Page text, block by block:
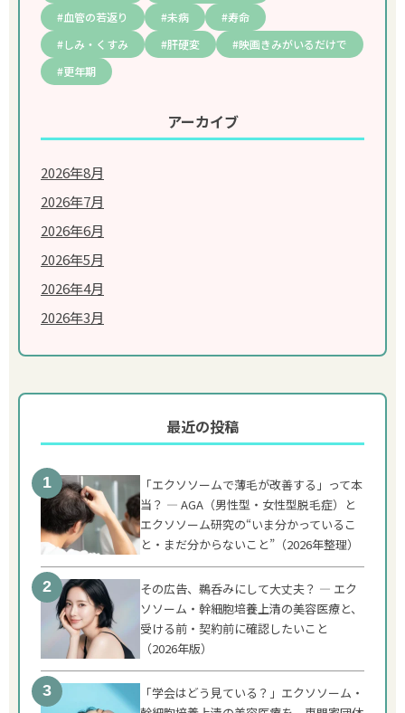
血管の若返り
未病
寿命
しみ・くすみ
肝硬変
映画きみがいるだけで
更年期
アーカイブ
2026年8月
2026年7月
2026年6月
2026年5月
2026年4月
2026年3月
最近の投稿
「エクソソームで薄毛が改善する」って本
当？ ― AGA（男性型・女性型脱毛症）と
エクソソーム研究の“いま分かっているこ
と・まだ分からないこと”（2026年整理）
その広告、鵜呑みにして大丈夫？ ― エク
ソソーム・幹細胞培養上清の美容医療と、
受ける前・契約前に確認したいこと
（2026年版）
「学会はどう見ている？」エクソソーム・